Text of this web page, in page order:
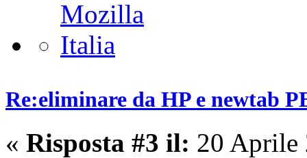
Re:eliminare da HP e newtab
« Risposta #3 il: 20 Aprile